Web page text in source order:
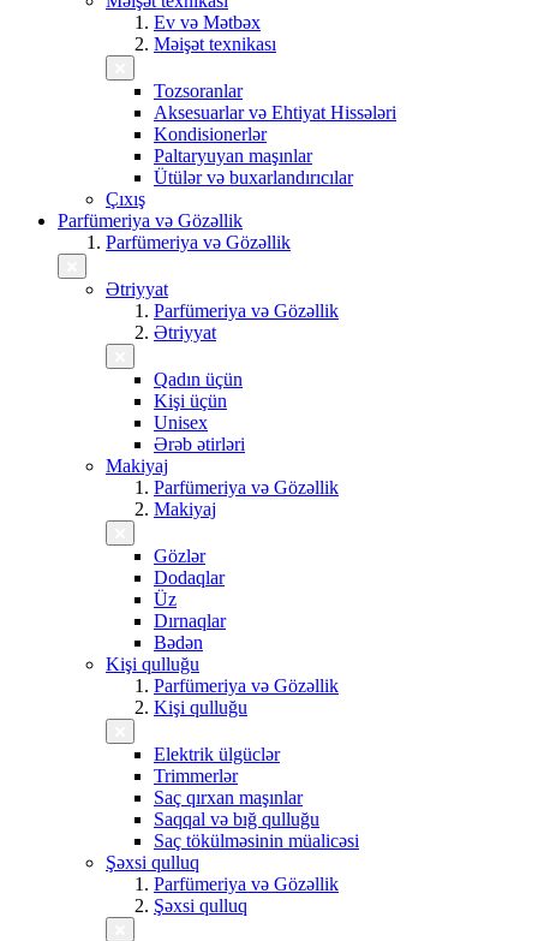
Ev və Mətbəx
Məişət texnikası
Tozsoranlar
Aksesuarlar və Ehtiyat Hissələri
Kondisionerlər
Paltaryuyan maşınlar
Ütülər və buxarlandırıcılar
Çıxış
Parfümeriya və Gözəllik
Parfümeriya və Gözəllik
Ətriyyat
Parfümeriya və Gözəllik
Ətriyyat
Qadın üçün
Kişi üçün
Unisex
Ərəb ətirləri
Makiyaj
Parfümeriya və Gözəllik
Makiyaj
Gözlər
Dodaqlar
Üz
Dırnaqlar
Bədən
Kişi qulluğu
Parfümeriya və Gözəllik
Kişi qulluğu
Elektrik ülgüclər
Trimmerlər
Saç qırxan maşınlar
Saqqal və bığ qulluğu
Saç tökülməsinin müalicəsi
Şəxsi qulluq
Parfümeriya və Gözəllik
Şəxsi qulluq